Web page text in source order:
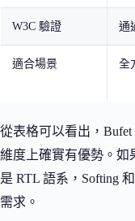
W3C 驗證 通
適合場景 全
從表格可以看出，
維度上確實有優勢。如
是 RTL 語系，Softing
需求。